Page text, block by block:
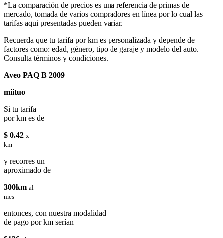
*La comparación de precios es una referencia de primas de
mercado, tomada de varios compradores en línea por lo cual las
tarifas aqui presentadas pueden variar.
Recuerda que tu tarifa por km es personalizada y depende de
factores como: edad, género, tipo de garaje y modelo del auto.
Consulta términos y condiciones.
Aveo PAQ B 2009
miituo
Si tu tarifa
por km es de
$ 0.42 x
km
y recorres un
aproximado de
300km al
mes
entonces, con nuestra modalidad
de pago por km serían